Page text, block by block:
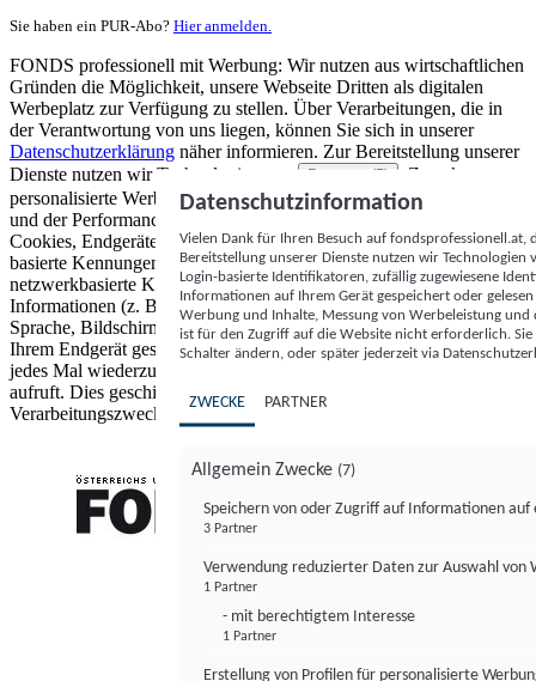
Sie haben ein PUR-Abo? Hier anmelden.
FONDS professionell mit Werbung: Wir nutzen aus wirtschaftlichen
Gründen die Möglichkeit, unsere Webseite Dritten als digitalen
Werbeplatz zur Verfügung zu stellen. Über Verarbeitungen, die in
der Verantwortung von uns liegen, können Sie sich in unserer
Datenschutzerklärung näher informieren. Zur Bereitstellung unserer
Dienste nutzen wir Technologien von
Partnern (5)
. Zwecke:
personalisierte Werbung und Inhalte, Messung von Werbeleistung
und der Performance von Inhalten sowie Zielgruppenforschung.
Cookies, Endgeräte- oder ähnliche Online-Kennungen (z. B. login-
basierte Kennungen, zufällig generierte Kennungen,
netzwerkbasierte Kennungen) können zusammen mit anderen
Informationen (z. B. Browsertyp und Browserinformationen,
Sprache, Bildschirmgröße, unterstützte Technologien usw.) auf
Ihrem Endgerät gespeichert oder von dort ausgelesen werden, um es
jedes Mal wiederzuerkennen, wenn es eine App oder einer Webseite
aufruft. Dies geschieht für einen oder mehrere der hier aufgeführten
Verarbeitungszwecke.
Datenschutzinformation
Vielen Dank für Ihren Besuch auf
Bereitstellung unserer Dienste nutzen wir Technologien
Login-basierte Identifikatoren, zufällig zugewiesene
Informationen auf Ihrem Gerät gespeichert oder
Werbung und Inhalte, Messung von Werbeleistung
ist für den Zugriff auf die Website nicht erforderlich.
Schalter ändern, oder später jederzeit via
ZWECKE PARTNER
Allgemein Zwecke (7)
Speichern von oder Zugriff auf Informationen auf
3 Partner
Verwendung reduzierter Daten zur Auswahl von
1 Partner
- mit berechtigtem Interesse
1 Partner
Erstellung von Profilen für personalisierte
FONDS professionell